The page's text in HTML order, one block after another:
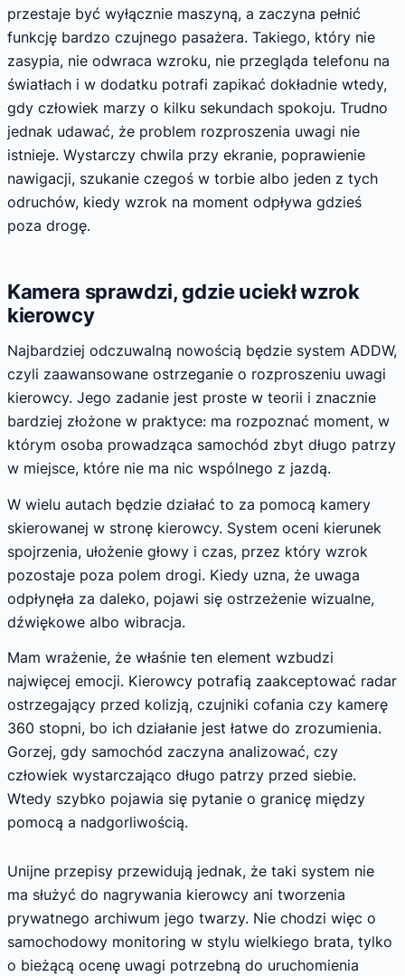
przestaje być wyłącznie maszyną, a zaczyna pełnić
funkcję bardzo czujnego pasażera. Takiego, który nie
zasypia, nie odwraca wzroku, nie przegląda telefonu na
światłach i w dodatku potrafi zapikać dokładnie wtedy,
gdy człowiek marzy o kilku sekundach spokoju. Trudno
jednak udawać, że problem rozproszenia uwagi nie
istnieje. Wystarczy chwila przy ekranie, poprawienie
nawigacji, szukanie czegoś w torbie albo jeden z tych
odruchów, kiedy wzrok na moment odpływa gdzieś
poza drogę.
Kamera sprawdzi, gdzie uciekł wzrok
kierowcy
Najbardziej odczuwalną nowością będzie system ADDW,
czyli zaawansowane ostrzeganie o rozproszeniu uwagi
kierowcy. Jego zadanie jest proste w teorii i znacznie
bardziej złożone w praktyce: ma rozpoznać moment, w
którym osoba prowadząca samochód zbyt długo patrzy
w miejsce, które nie ma nic wspólnego z jazdą.
W wielu autach będzie działać to za pomocą kamery
skierowanej w stronę kierowcy. System oceni kierunek
spojrzenia, ułożenie głowy i czas, przez który wzrok
pozostaje poza polem drogi. Kiedy uzna, że uwaga
odpłynęła za daleko, pojawi się ostrzeżenie wizualne,
dźwiękowe albo wibracja.
Mam wrażenie, że właśnie ten element wzbudzi
najwięcej emocji. Kierowcy potrafią zaakceptować radar
ostrzegający przed kolizją, czujniki cofania czy kamerę
360 stopni, bo ich działanie jest łatwe do zrozumienia.
Gorzej, gdy samochód zaczyna analizować, czy
człowiek wystarczająco długo patrzy przed siebie.
Wtedy szybko pojawia się pytanie o granicę między
pomocą a nadgorliwością.
Unijne przepisy przewidują jednak, że taki system nie
ma służyć do nagrywania kierowcy ani tworzenia
prywatnego archiwum jego twarzy. Nie chodzi więc o
samochodowy monitoring w stylu wielkiego brata, tylko
o bieżącą ocenę uwagi potrzebną do uruchomienia